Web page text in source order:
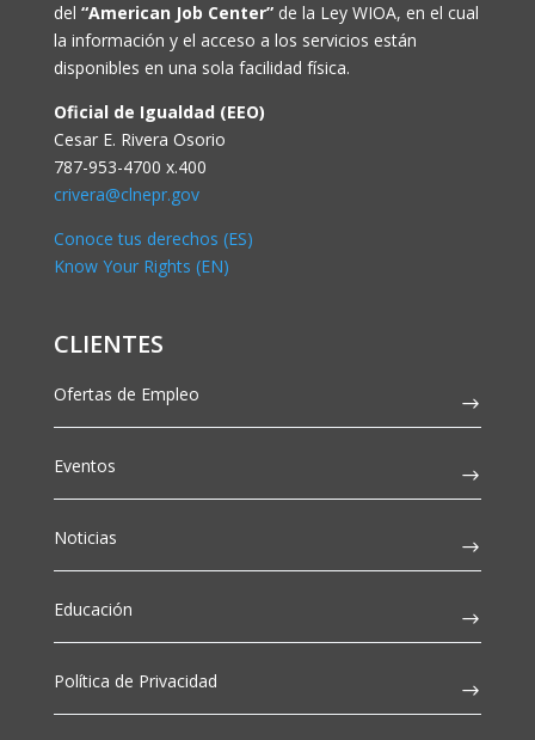
del “American Job Center”de la Ley WIOA, en el cual
la información y el acceso a los servicios están
disponibles en una sola facilidad física.
Oficial de Igualdad (EEO)
Cesar E. Rivera Osorio
787-953-4700 x.400
crivera@clnepr.gov
Conoce tus derechos (ES)
Know Your Rights (EN)
CLIENTES
Ofertas de Empleo
Eventos
Noticias
Educación
Política de Privacidad